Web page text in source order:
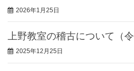
2026年1月25日
上野教室の稽古について（
2025年12月25日